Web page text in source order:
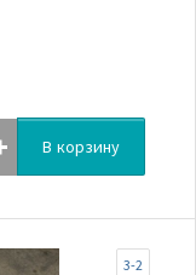
В корзину
3-2